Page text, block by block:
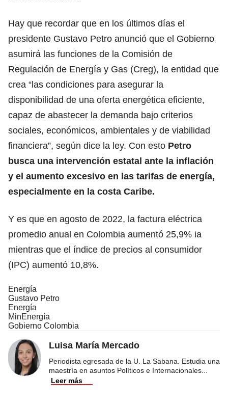
Hay que recordar que en los últimos días el
presidente Gustavo Petro anunció que el Gobierno
asumirá las funciones de la Comisión de
Regulación de Energía y Gas (Creg), la entidad que
crea “las condiciones para asegurar la
disponibilidad de una oferta energética eficiente,
capaz de abastecer la demanda bajo criterios
sociales, económicos, ambientales y de viabilidad
financiera”, según dice la ley. Con esto Petro
busca una intervención estatal ante la inflación
y el aumento excesivo en las tarifas de energía,
especialmente en la costa Caribe.
Y es que en agosto de 2022, la factura eléctrica
promedio anual en Colombia aumentó 25,9% ia
mientras que el índice de precios al consumidor
(IPC) aumentó 10,8%.
Energía
Gustavo Petro
Energía
MinEnergía
Gobierno Colombia
Luisa María Mercado
Periodista egresada de la U. La Sabana. Estudia una
maestría en asuntos Políticos e Internacionales
Leer más